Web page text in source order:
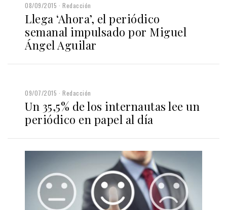
08/09/2015 Redacción
Llega ‘Ahora’, el periódico
semanal impulsado por Miguel
Ángel Aguilar
09/07/2015 Redacción
Un 35,5% de los internautas lee un
periódico en papel al día